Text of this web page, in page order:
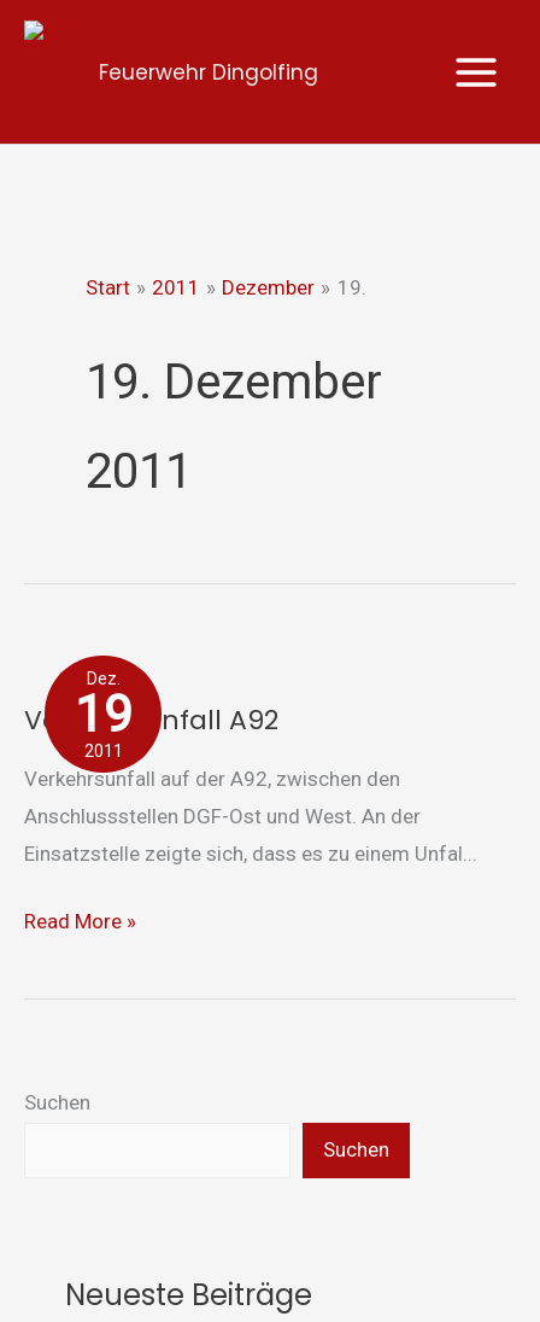
Zum
Feuerwehr Dingolfing
Start 2011 Dezember 19.
19. Dezember
2011
Dez.
19
2011
Verkehrsunfall A92
Verkehrsunfall auf der A92, zwischen den
Anschlussstellen DGF-Ost und West. An der
Einsatzstelle zeigte sich, dass es zu einem Unfal...
Verkehrsunfall
A92
Read More »
Suchen
Suchen
Neueste Beiträge